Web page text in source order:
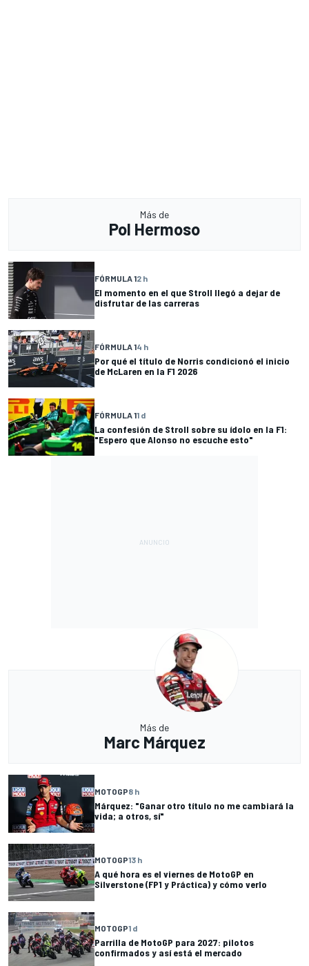
Más de
Pol Hermoso
FÓRMULA 12 h
El momento en el que Stroll llegó a dejar de
disfrutar de las carreras
FÓRMULA 14 h
Por qué el título de Norris condicionó el inicio
de McLaren en la F1 2026
FÓRMULA 11 d
La confesión de Stroll sobre su ídolo en la F1:
"Espero que Alonso no escuche esto"
Más de
Marc Márquez
MOTOGP8 h
Márquez: "Ganar otro título no me cambiará la
vida; a otros, sí"
MOTOGP13 h
A qué hora es el viernes de MotoGP en
Silverstone (FP1 y Práctica) y cómo verlo
MOTOGP1 d
Parrilla de MotoGP para 2027: pilotos
confirmados y así está el mercado